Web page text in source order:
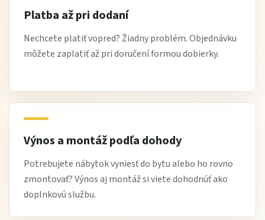
Platba až pri dodaní
Nechcete platiť vopred? Žiadny problém. Objednávku
môžete zaplatiť až pri doručení formou dobierky.
Výnos a montáž podľa dohody
Potrebujete nábytok vyniesť do bytu alebo ho rovno
zmontovať? Výnos aj montáž si viete dohodnúť ako
doplnkovú službu.